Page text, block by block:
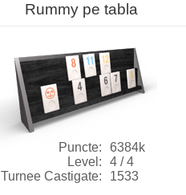
Rummy pe tabla
Puncte:
6384k
Level:
4 / 4
Turnee Castigate:
1533